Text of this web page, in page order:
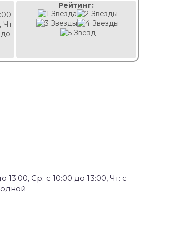
Чт:
Рейтинг:
13:00, Ср: с 10:00 до 13:00, Чт: с